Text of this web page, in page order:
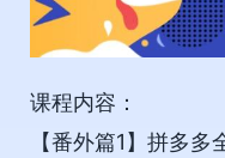
课程内容：
【番外篇1】拼多多